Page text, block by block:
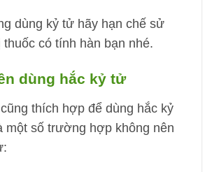
dùng kỷ tử hãy hạn chế sử
có tính hàn bạn nhé.
dùng hắc kỷ tử
thích hợp để dùng hắc kỷ
một số trường hợp không nên